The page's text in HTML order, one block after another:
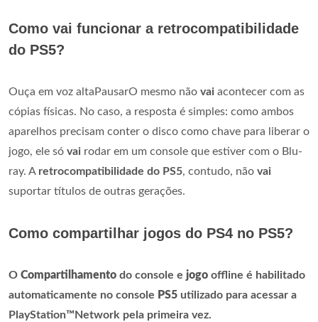
Como vai funcionar a retrocompatibilidade
do PS5?
Ouça em voz altaPausarO mesmo não vai acontecer com as
cópias físicas. No caso, a resposta é simples: como ambos
aparelhos precisam conter o disco como chave para liberar o
jogo, ele só vai rodar em um console que estiver com o Blu-
ray. A retrocompatibilidade do PS5, contudo, não vai
suportar títulos de outras gerações.
Como compartilhar jogos do PS4 no PS5?
O Compartilhamento do console e jogo offline é habilitado
automaticamente no console PS5 utilizado para acessar a
PlayStation™Network pela primeira vez.